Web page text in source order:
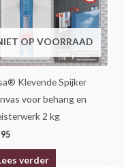
OP VOORRAAD
Klevende Spijker
voor behang en
2 kg
verder